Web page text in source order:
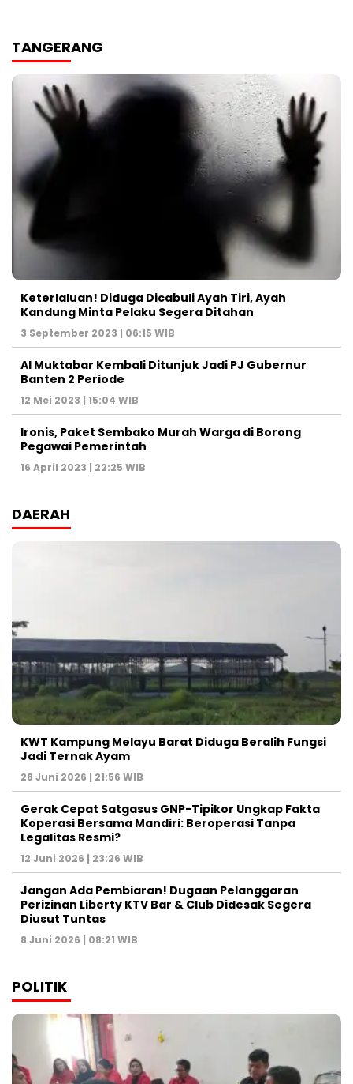
TANGERANG
Keterlaluan! Diduga Dicabuli Ayah Tiri, Ayah
Kandung Minta Pelaku Segera Ditahan
3 September 2023 | 06:15 WIB
Al Muktabar Kembali Ditunjuk Jadi PJ Gubernur
Banten 2 Periode
12 Mei 2023 | 15:04 WIB
Ironis, Paket Sembako Murah Warga di Borong
Pegawai Pemerintah
16 April 2023 | 22:25 WIB
DAERAH
KWT Kampung Melayu Barat Diduga Beralih Fungsi
Jadi Ternak Ayam
28 Juni 2026 | 21:56 WIB
Gerak Cepat Satgasus GNP-Tipikor Ungkap Fakta
Koperasi Bersama Mandiri: Beroperasi Tanpa
Legalitas Resmi?
12 Juni 2026 | 23:26 WIB
Jangan Ada Pembiaran! Dugaan Pelanggaran
Perizinan Liberty KTV Bar & Club Didesak Segera
Diusut Tuntas
8 Juni 2026 | 08:21 WIB
POLITIK